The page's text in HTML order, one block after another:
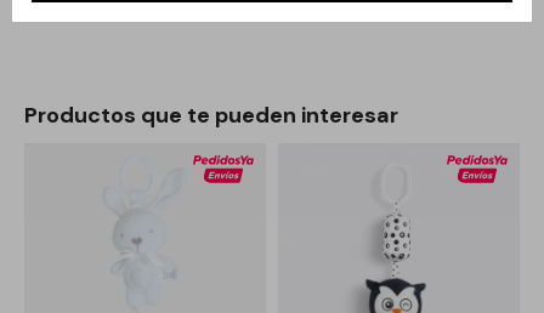
Productos que te pueden interesar